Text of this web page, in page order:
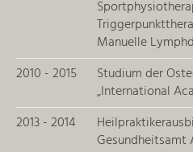
Manuelle
2010 - 2015
Studium der
„International
2013 - 2014
Gesundheitsamt